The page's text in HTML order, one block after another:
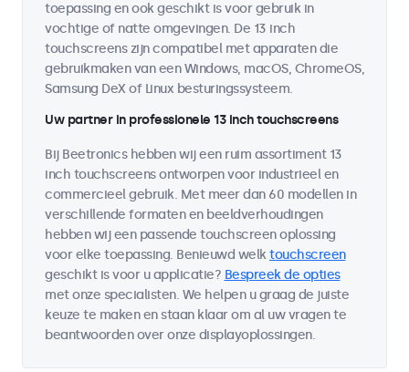
toepassing en ook geschikt is voor gebruik in
vochtige of natte omgevingen. De 13 inch
touchscreens zijn compatibel met apparaten die
gebruikmaken van een Windows, macOS, ChromeOS,
Samsung DeX of Linux besturingssysteem.
Uw partner in professionele 13 inch touchscreens
Bij Beetronics hebben wij een ruim assortiment 13
inch touchscreens ontworpen voor industrieel en
commercieel gebruik. Met meer dan 60 modellen in
verschillende formaten en beeldverhoudingen
hebben wij een passende touchscreen oplossing
voor elke toepassing. Benieuwd welktouchscreen
geschikt is voor u applicatie? Bespreek de opties
met onze specialisten. We helpen u graag de juiste
keuze te maken en staan klaar om al uw vragen te
beantwoorden over onze displayoplossingen.